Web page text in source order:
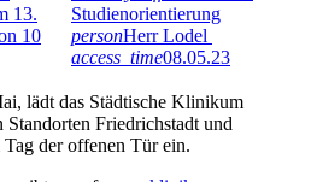
13.
10
Studienorientierung
personHerr Lodel
access_time08.05.23
lädt das Städtische Klinikum
Standorten Friedrichstadt und
der offenen Tür ein.